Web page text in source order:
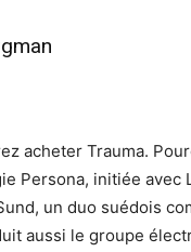
acheter Trauma.
Persona, initiée avec
un duo suédois
aussi le groupe